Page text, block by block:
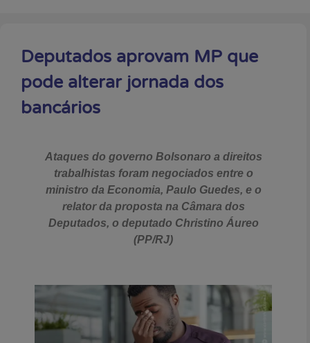
Deputados aprovam MP que
pode alterar jornada dos
bancários
Ataques do governo Bolsonaro a direitos
trabalhistas foram negociados entre o
ministro da Economia, Paulo Guedes, e o
relator da proposta na Câmara dos
Deputados, o deputado Christino Áureo
(PP/RJ)